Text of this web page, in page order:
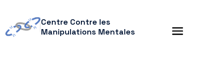
Centre Contre les
Manipulations Mentales